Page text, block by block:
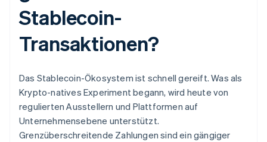
Stablecoin-
Transaktionen?
Das Stablecoin-Ökosystem ist schnell gereift. Was als
Krypto-natives Experiment begann, wird heute von
regulierten Ausstellern und Plattformen auf
Unternehmensebene unterstützt.
Grenzüberschreitende Zahlungen sind ein gängiger